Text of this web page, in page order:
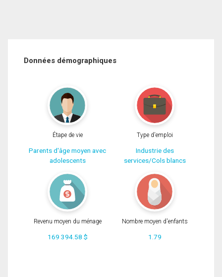
Données démographiques
Étape de vie
Parents d'âge moyen avec
adolescents
Type d'emploi
Industrie des
services/Cols blancs
Revenu moyen du ménage
169 394.58 $
Nombre moyen d'enfants
1.79